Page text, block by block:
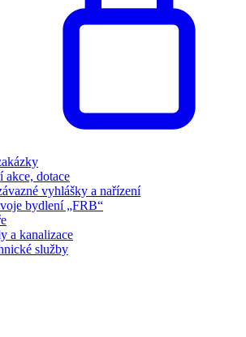
akce, dotace
vyhlášky a nařízení
bydlení „FRB“
a kanalizace
služby